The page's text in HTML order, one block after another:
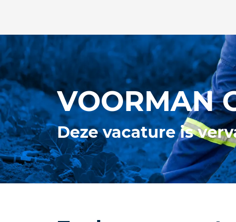
VOORMAN
Deze vacature is